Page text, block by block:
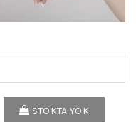
STOKTA YOK